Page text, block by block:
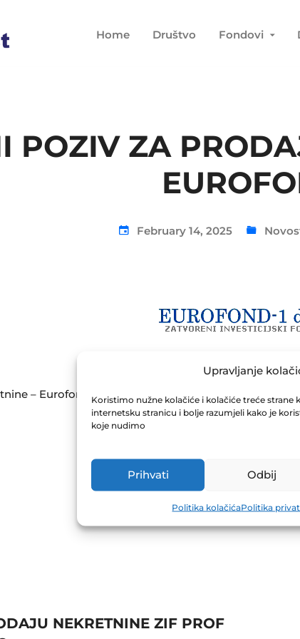
Upravljanje
Koristimo nužne kolačiće i kolačiće treće strane
internetsku stranicu i bolje razumjeli kako je
koje nudimo
Prihvati Odbij
Politika kolačićaPolitika
Home Društvo Fondovi
POZIV ZA
February 14, 2025
– Eurofond 14.02.2025
NEKRETNINE ZIF PROF